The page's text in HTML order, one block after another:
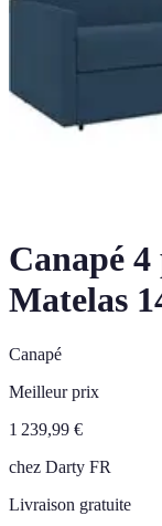
Canapé
Matelas
Canapé
Meilleur prix
1 239,99 €
chez Darty FR
Livraison gratuite